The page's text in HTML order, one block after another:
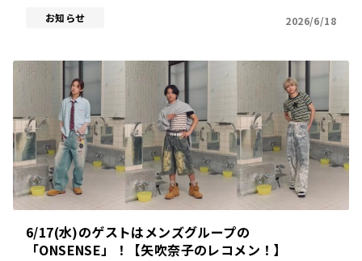
お知らせ 2026/6/18
6/17(水)のゲストはメンズグループの
「ONSENSE」！【矢吹奈子のレコメン！】